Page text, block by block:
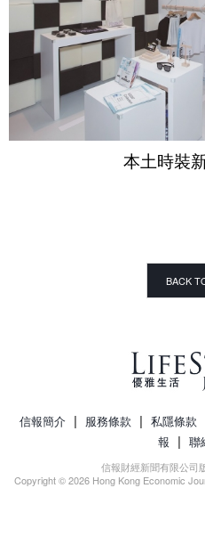
本土時裝
BACK
信報簡介 | 服務條款 | 私隱條款
報 | 聯
信報財經新聞有限公司
Copyright © 2026 Hong Kong Economic